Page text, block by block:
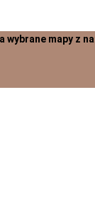
mapy z